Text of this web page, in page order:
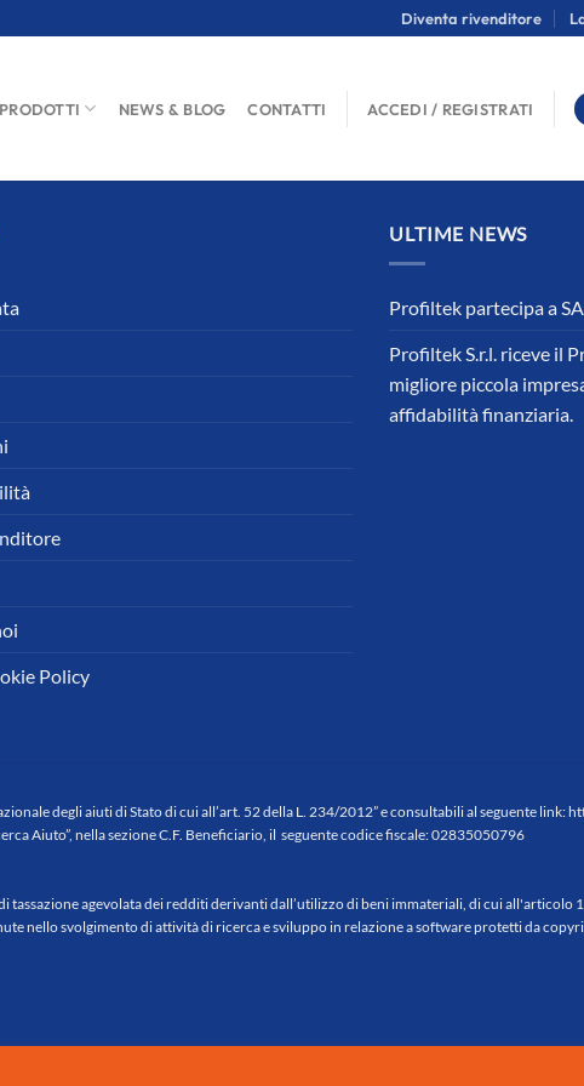
Diventa rivenditore
PRODOTTI NEWS & BLOG CONTATTI ACCEDI / REGISTRATI
Policy
ULTIME NEWS
Profiltek partecipa a
Profiltek S.r.l. riceve il
migliore piccola
affidabilità finanziaria.
degli aiuti di Stato di cui all’art. 52 della L. 234/2012” e consultabili al seguente link:
Aiuto”, nella sezione C.F. Beneficiario, il seguente codice fiscale: 02835050796
agevolata dei redditi derivanti dall’utilizzo di beni immateriali, di cui all'articolo
nello svolgimento di attività di ricerca e sviluppo in relazione a software protetti da